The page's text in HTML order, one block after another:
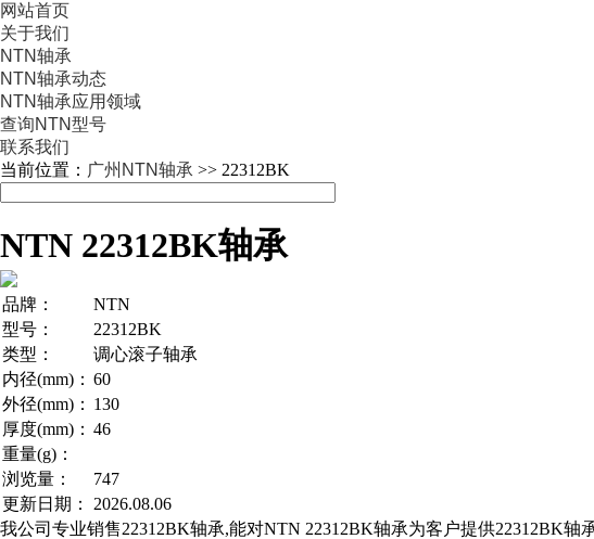
网站首页
关于我们
NTN轴承
NTN轴承动态
NTN轴承应用领域
查询NTN型号
联系我们
当前位置： 广州NTN轴承 >> 22312BK
NTN 22312BK轴承
品牌：
NTN
型号：
22312BK
类型：
调心滚子轴承
内径(mm)： 60
外径(mm)： 130
厚度(mm)： 46
重量(g)：
浏览量：
747
更新日期：
2026.08.06
我公司专业销售22312BK轴承,能对NTN 22312BK轴承为客户提供22312BK轴